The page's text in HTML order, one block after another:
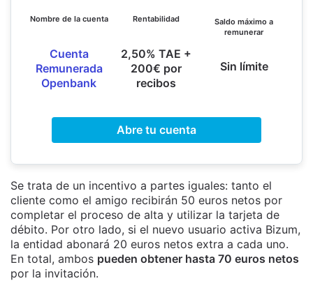
Nombre de la cuenta
Cuenta
Remunerada
Openbank
Rentabilidad
2,50% TAE +
200€ por
recibos
Saldo máximo a
remunerar
Sin límite
Abre tu cuenta
Se trata de un incentivo a partes iguales: tanto el
cliente como el amigo recibirán 50 euros netos por
completar el proceso de alta y utilizar la tarjeta de
débito. Por otro lado, si el nuevo usuario activa Bizum,
la entidad abonará 20 euros netos extra a cada uno.
En total, ambos pueden obtener hasta 70 euros netos
por la invitación.